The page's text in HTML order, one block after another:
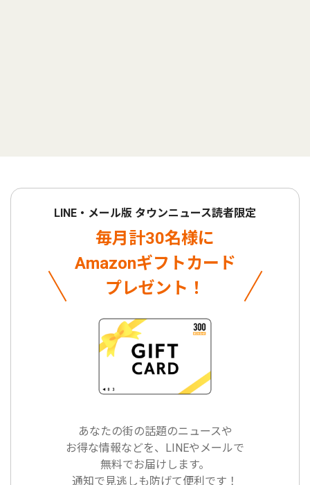
LINE・メール版 タウンニュース読者限定
毎月計30名様に
Amazonギフトカード
プレゼント！
あなたの街の話題のニュースや
お得な情報などを、LINEやメールで
無料でお届けします。
通知で見逃しも防げて便利です！